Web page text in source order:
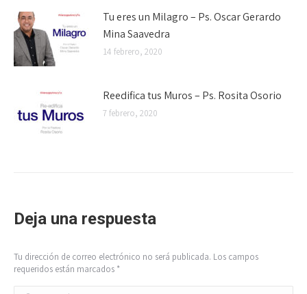
Tu eres un Milagro – Ps. Oscar Gerardo
Mina Saavedra
14 febrero, 2020
Reedifica tus Muros – Ps. Rosita Osorio
7 febrero, 2020
Deja una respuesta
Tu dirección de correo electrónico no será publicada. Los campos
requeridos están marcados *